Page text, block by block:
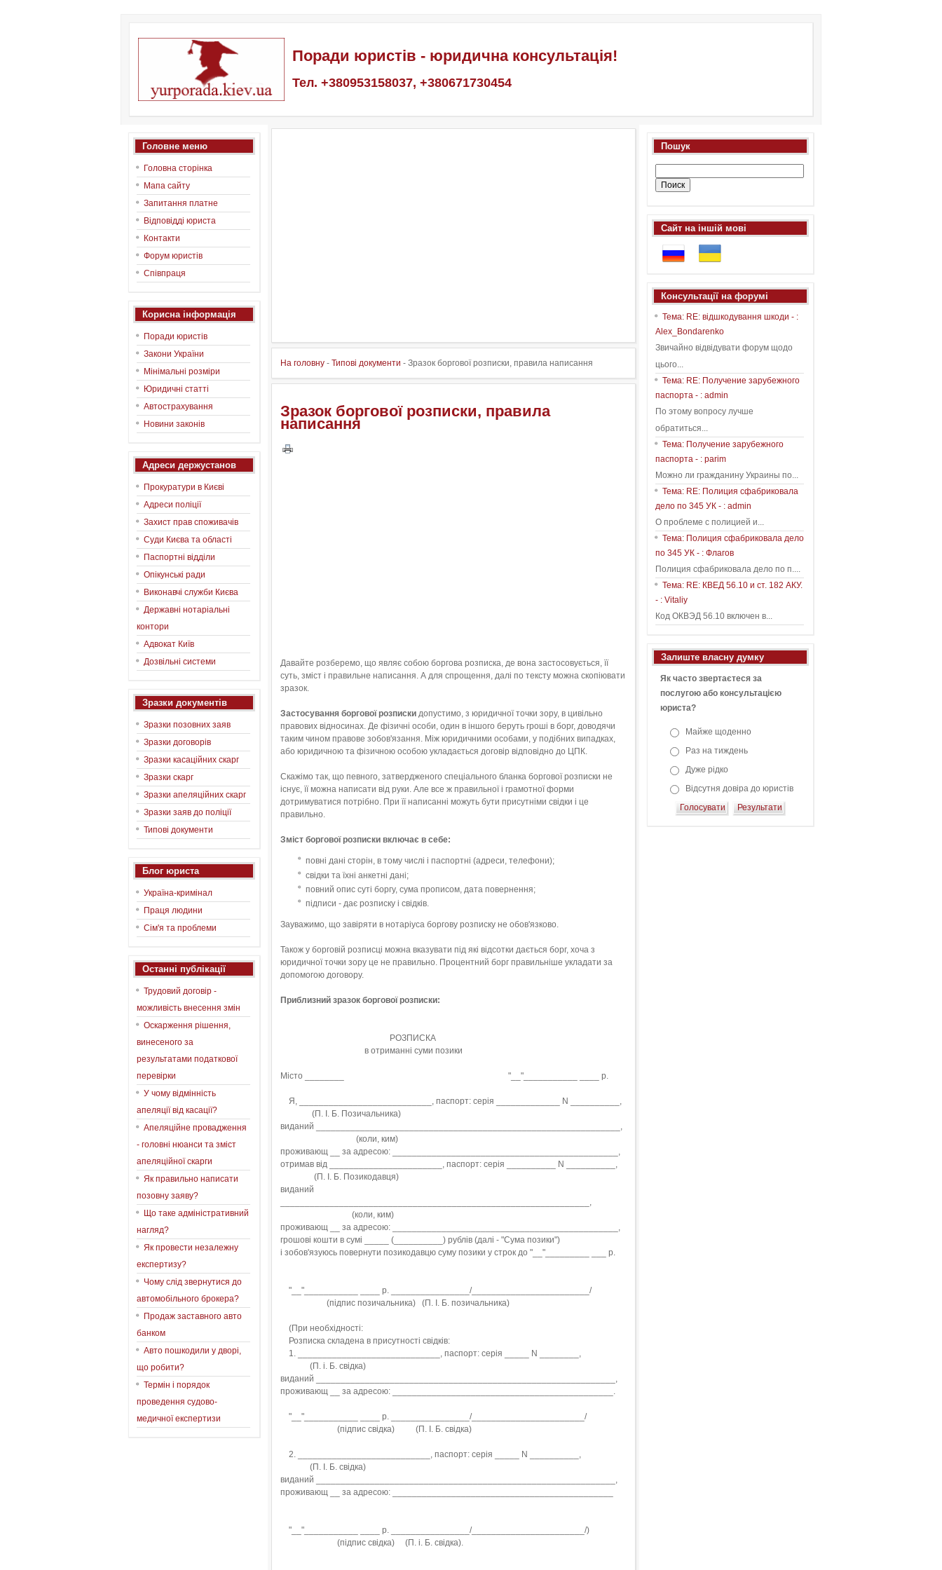
Поради юристів - юридична консультація!
Тел. +380953158037, +380671730454
Головне меню
Головна сторінка
Мапа сайту
Запитання платне
Відповідді юриста
Контакти
Форум юристів
Співпраця
Корисна інформація
Поради юристів
Закони України
Мінімальні розміри
Юридичні статті
Автострахування
Новини законів
Адреси держустанов
Прокуратури в Києві
Адреси поліції
Захист прав споживачів
Суди Києва та області
Паспортні відділи
Опікунські ради
Виконавчі служби Києва
Державні нотаріальні
контори
Адвокат Київ
Дозвільні системи
Зразки документів
Зразки позовних заяв
Зразки договорів
Зразки касаційних скарг
Зразки скарг
Зразки апеляційних скарг
Зразки заяв до поліції
Типові документи
Блог юриста
Україна-кримінал
Праця людини
Сім'я та проблеми
Останні публікації
Трудовий договір -
можливість внесення змін
Оскарження рішення,
винесеного за
результатами податкової
перевірки
У чому відмінність
апеляції від касації?
Апеляційне провадження
- головні нюанси та зміст
апеляційної скарги
Як правильно написати
позовну заяву?
Що таке адміністративний
нагляд?
Як провести незалежну
експертизу?
Чому слід звернутися до
автомобільного брокера?
Продаж заставного авто
банком
Авто пошкодили у дворі,
що робити?
Термін і порядок
проведення судово-
медичної експертизи
На головну - Типові документи - Зразок боргової розписки, правила написання
Зразок боргової розписки, правила
написання
Давайте розберемо, що являє собою боргова розписка, де вона застосовується, її
суть, зміст і правильне написання. А для спрощення, далі по тексту можна скопіювати
зразок.
Застосування боргової розписки допустимо, з юридичної точки зору, в цивільно
правових відносинах. Де фізичні особи, один в іншого беруть гроші в борг, доводячи
таким чином правове зобов'язання. Між юридичними особами, у подібних випадках,
або юридичною та фізичною особою укладається договір відповідно до ЦПК.
Скажімо так, що певного, затвердженого спеціального бланка боргової розписки не
існує, її можна написати від руки. Але все ж правильної і грамотної форми
дотримуватися потрібно. При її написанні можуть бути присутніми свідки і це
правильно.
Зміст боргової розписки включає в себе:
повні дані сторін, в тому числі і паспортні (адреси, телефони);
свідки та їхні анкетні дані;
повний опис суті боргу, сума прописом, дата повернення;
підписи - дає розписку і свідків.
Зауважимо, що завіряти в нотаріуса боргову розписку не обов'язково.
Також у борговій розписці можна вказувати під які відсотки дається борг, хоча з
юридичної точки зору це не правильно. Процентний борг правильніше укладати за
допомогою договору.
Приблизний зразок боргової розписки:
РОЗПИСКА
в отриманні суми позики
Місто ________ "__"___________ ____ р.
Я, ___________________________, паспорт: серія _____________ N __________,
(П. І. Б. Позичальника)
виданий ______________________________________________________________,
(коли, ким)
проживающ __ за адресою: ______________________________________________,
отримав від _______________________, паспорт: серія __________ N __________,
(П. І. Б. Позикодавця)
виданий
_______________________________________________________________,
(коли, ким)
проживающ __ за адресою: ______________________________________________,
грошові кошти в сумі _____ (__________) рублів (далі - "Сума позики")
і зобов'язуюсь повернути позикодавцю суму позики у строк до "__"_________ ___ р.
"__"___________ ____ р. ________________/________________________/
(підпис позичальника) (П. І. Б. позичальника)
(При необхідності:
Розписка складена в присутності свідків:
1. _____________________________, паспорт: серія _____ N ________,
(П. і. Б. свідка)
виданий _____________________________________________________________,
проживающ __ за адресою: _____________________________________________.
"__"___________ ____ р. ________________/_______________________/
(підпис свідка) (П. І. Б. свідка)
2. ___________________________, паспорт: серія _____ N __________,
(П. І. Б. свідка)
виданий _____________________________________________________________,
проживающ __ за адресою: _____________________________________________
"__"___________ ____ р. ________________/_______________________/)
(підпис свідка) (П. і. Б. свідка).
Пошук
Сайт на іншій мові
Консультації на форумі
Тема: RE: відшкодування шкоди - :
Alex_Bondarenko
Звичайно відвідувати форум щодо
цього...
Тема: RE: Получение зарубежного
паспорта - : admin
По этому вопросу лучше
обратиться...
Тема: Получение зарубежного
паспорта - : parim
Можно ли гражданину Украины по...
Тема: RE: Полиция сфабриковала
дело по 345 УК - : admin
О проблеме с полицией и...
Тема: Полиция сфабриковала дело
по 345 УК - : Флагов
Полиция сфабриковала дело по п....
Тема: RE: КВЕД 56.10 и ст. 182 АКУ.
- : Vitaliy
Код ОКВЭД 56.10 включен в...
Залиште власну думку
Як часто звертаєтеся за
послугою або консультацією
юриста?
Майже щоденно
Раз на тиждень
Дуже рідко
Відсутня довіра до юристів